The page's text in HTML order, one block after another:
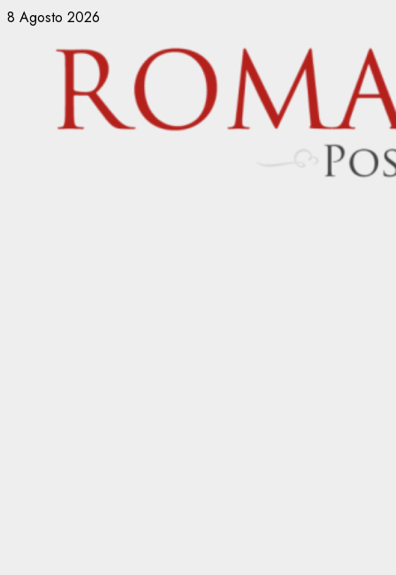
Vai
contenuto
8 Agosto 2026